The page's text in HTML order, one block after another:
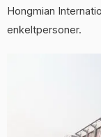
Hongmian
enkeltpersoner.